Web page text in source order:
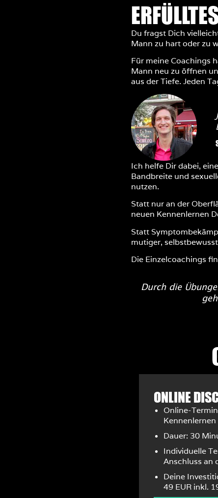
Du fragst Dich
Mann zu hart oder zu
Für meine Coachings
Mann neu zu öffnen
aus der Tiefe. Jeden
Ich helfe Dir dabei,
Bandbreite und
nutzen.
Statt nur an der
neuen Kennenlernen
Statt
mutiger,
Die Einzelcoachings
Durch die
ONLINE
Online-
Kennenlernen
Dauer: 30
Individuelle
Anschluss an
Deine
49 EUR inkl.